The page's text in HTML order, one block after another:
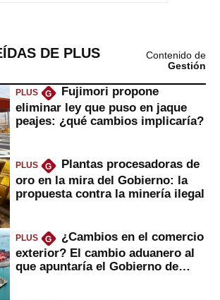
DE PLUS
Contenido de
Gestión
PLUS G
Fujimori propone
eliminar ley que puso en jaque
peajes: ¿qué cambios implicaría?
PLUS G
Plantas procesadoras de
oro en la mira del Gobierno: la
propuesta contra la minería ilegal
PLUS G
¿Cambios en el comercio
exterior? El cambio aduanero al
que apuntaría el Gobierno de